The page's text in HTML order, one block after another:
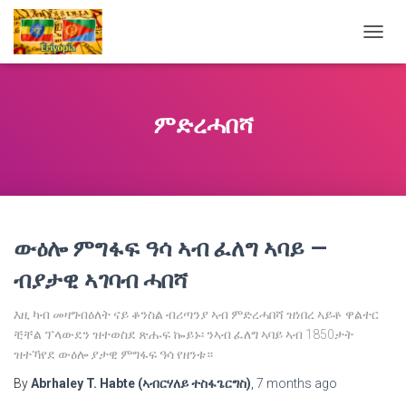
ምድረሓበሻ
ውዕሎ ምግፋፍ ዓሳ ኣብ ፈለግ ኣባይ —
ብያታዊ ኣገባብ ሓበሻ
እዚ ካብ መዛግብዕለት ናይ ቆንስል ብሪጣንያ ኣብ ምድረሓበሻ ዝነበረ ኣይቶ ዋልተር
ቺቸል ፕላውደን ዝተወስደ ጽሑፍ ኰይኑ፡ ንኣብ ፈለግ ኣባይ ኣብ 1850ታት
ዝተኻየደ ውዕሎ ያታዊ ምግፋፍ ዓሳ የዘንቱ።
ByAbrhaley T. Habte (ኣብርሃለይ ተስፋጌርግስ) 7 months ago